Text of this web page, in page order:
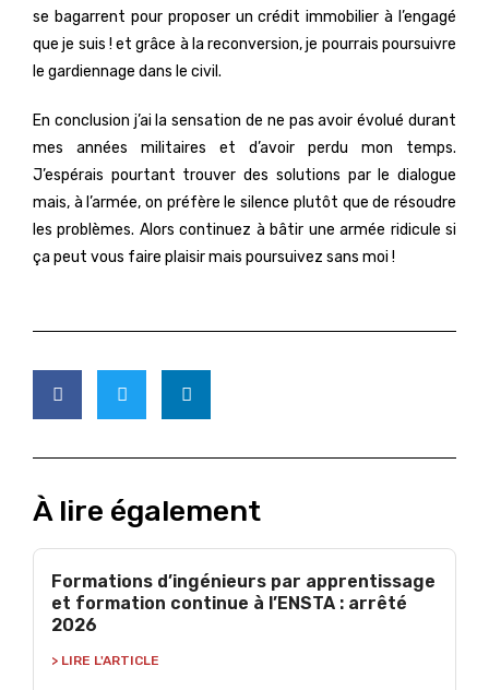
se bagarrent pour proposer un crédit immobilier à l’engagé
que je suis ! et grâce à la reconversion, je pourrais poursuivre
le gardiennage dans le civil.
En conclusion j’ai la sensation de ne pas avoir évolué durant
mes années militaires et d’avoir perdu mon temps.
J’espérais pourtant trouver des solutions par le dialogue
mais, à l’armée, on préfère le silence plutôt que de résoudre
les problèmes. Alors continuez à bâtir une armée ridicule si
ça peut vous faire plaisir mais poursuivez sans moi !
À lire également
Formations d’ingénieurs par apprentissage
et formation continue à l’ENSTA : arrêté
2026
> LIRE L'ARTICLE